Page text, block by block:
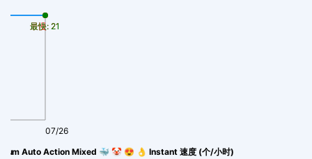
Monthly Package (80 New Works) ɢ Positive Premium Auto Action Mixed 🐳 🤡 😍 👌 Instant 速度 (个/小时)
07/26
最慢: 21
最快: 21